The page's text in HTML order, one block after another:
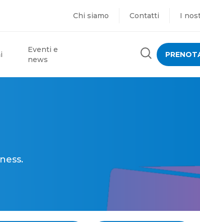
Chi siamo Contatti I
Eventi e
news